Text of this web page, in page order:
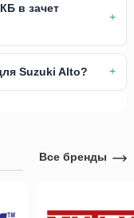
в зачет
Suzuki Alto?
Все бренды